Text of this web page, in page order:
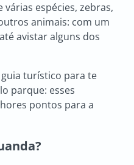
espécies, zebras,
animais: com um
avistar alguns dos
turístico para te
parque: esses
pontos para a